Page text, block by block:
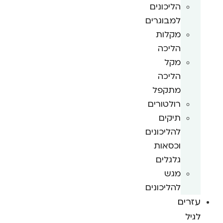
הליכונים
למבוגרים
מקלות
הליכה
מקל
הליכה
מתקפל
רולטורים
תיקים
להליכונים
וכסאות
גלגלים
מגש
להליכונים
עזרים
לגיל